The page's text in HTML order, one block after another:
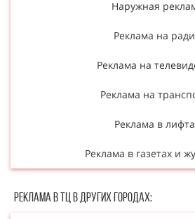
Наружная
Реклама на
Реклама на
Реклама на
Реклама в
Реклама в газетах и
Реклама в ТЦ в Других городах: